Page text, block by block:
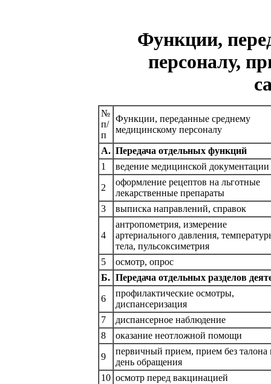
Функции,
персоналу,
№
п/
п
Функции, переданные среднему
медицинскому персоналу
А. Передача отдельных функций
1
ведение медицинской документации
2
оформление рецептов на льготные
лекарственные препараты
3
выписка направлений, справок
4
антропометрия, измерение
артериального давления,
тела, пульсоксиметрия
5
осмотр, опрос
Б. Передача отдельных разделов
6
профилактические осмотры,
диспансеризация
7
диспансерное наблюдение
8
оказание неотложной помощи
9
первичный прием, прием без талона
день обращения
10 осмотр перед вакцинацией